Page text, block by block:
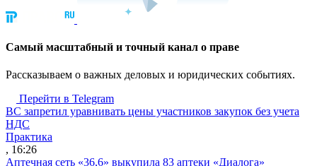
Cамый масштабный и точный канал о праве
Рассказываем о важных деловых и юридических событиях.
Перейти в Telegram
ВС запретил уравнивать цены участников закупок без учета
НДС
Практика
, 16:26
Аптечная сеть «36,6» выкупила 83 аптеки «Диалога»